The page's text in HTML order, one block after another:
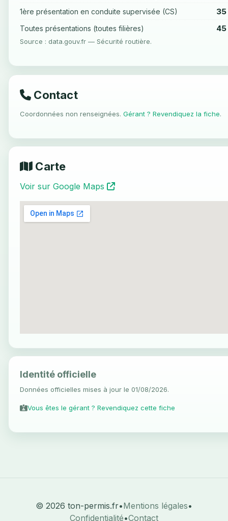
1ère présentation en conduite supervisée (CS) 35
Toutes présentations (toutes filières) 45
Source : data.gouv.fr — Sécurité routière.
Contact
Coordonnées non renseignées. Gérant ? Revendiquez la fiche.
Carte
Voir sur Google Maps
Identité officielle
Données officielles mises à jour le 01/08/2026.
Vous êtes le gérant ? Revendiquez cette fiche
© 2026 ton-permis.fr•Mentions légales•
Confidentialité•Contact